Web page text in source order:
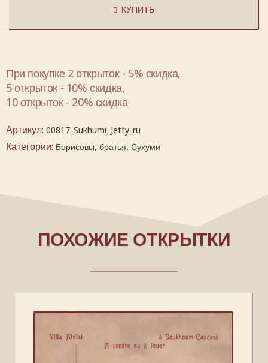
КУПИТЬ
При покупке 2 открыток - 5% скидка,
5 открыток - 10% скидка,
10 открыток - 20% скидка
Артикул: 00817_Sukhumi_Jetty_ru
Категории: Борисовы, братья, Сухуми
ПОХОЖИЕ ОТКРЫТКИ